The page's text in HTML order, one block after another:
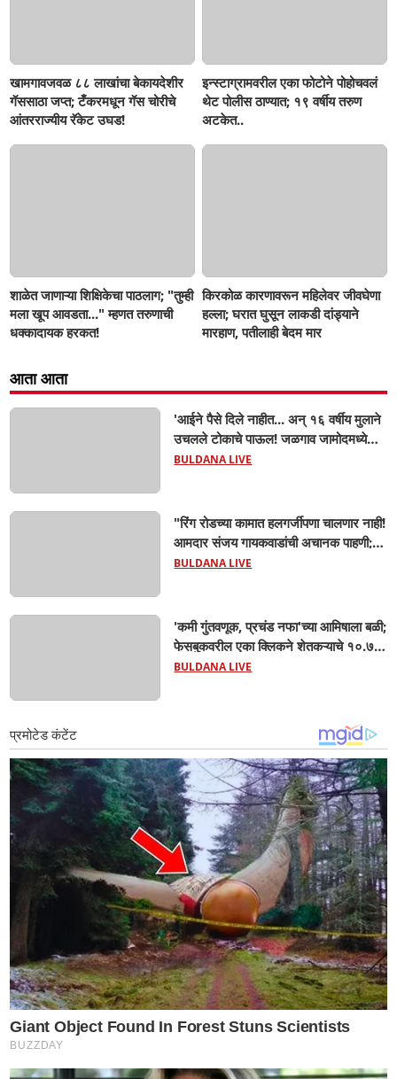
खामगावजवळ ८८ लाखांचा बेकायदेशीर
गॅससाठा जप्त; टँकरमधून गॅस चोरीचे
आंतरराज्यीय रॅकेट उघड!
इन्स्टाग्रामवरील एका फोटोने पोहोचवलं
थेट पोलीस ठाण्यात; १९ वर्षीय तरुण
अटकेत..
शाळेत जाणाऱ्या शिक्षिकेचा पाठलाग; "तुम्ही
मला खूप आवडता..." म्हणत तरुणाची
धक्कादायक हरकत!
किरकोळ कारणावरून महिलेवर जीवघेणा
हल्ला; घरात घुसून लाकडी दांड्याने
मारहाण, पतीलाही बेदम मार
आता आता
'आईने पैसे दिले नाहीत... अन् १६ वर्षीय मुलाने
उचलले टोकाचे पाऊल! जळगाव जामोदमध्ये
खळबळ'! मुलांमधली सहनशीलता संपली काय?
BULDANA LIVE
"रिंग रोडच्या कामात हलगर्जीपणा चालणार नाही!
आमदार संजय गायकवाडांची अचानक पाहणी;
कंत्राटदारांना कडक इशारा, गुणवत्तेशी तडजोड
BULDANA LIVE
'कमी गुंतवणूक, प्रचंड नफा'च्या आमिषाला बळी;
फेसबुकवरील एका क्लिकने शेतकऱ्याचे १०.७१
लाख रुपये गायब! बुलढाण्यात सायबर
BULDANA LIVE